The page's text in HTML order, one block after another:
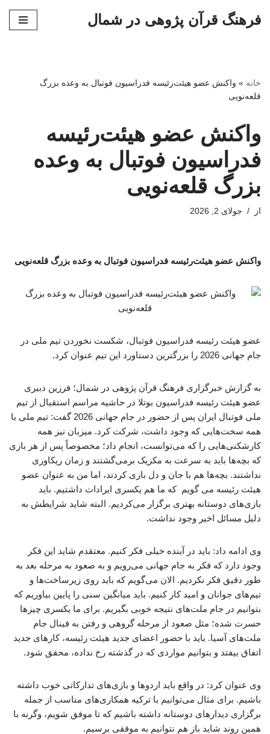
فرهنگ قرآن پژوهی در شمال
خانه » واکنش عضو هیئت‌رئیسه فدراسیون فوتبال به وعده بزرگ
قلعه‌نویی
واکنش عضو هیئت‌رئیسه
فدراسیون فوتبال به وعده
بزرگ قلعه‌نویی
از جولای 2, 2026
واکنش عضو هیئت‌رئیسه فدراسیون فوتبال به وعده بزرگ قلعه‌نویی
عضو هیئت رئیسه فدراسیون فوتبال، شکست نخوردن تیم ملی در
جام جهانی 2026 را بزرگترین دستاورد این تیم عنوان کرد.
به گزارش خبرگزاری فرهنگ قرآن پژوهی در شمال؛ فرزین دبیری
عضو هیئت رئیسه فدراسیون بوتلا در حاشیه مراسم استقبال از تیم
ملی فوتبال ایران پس از حضور در جام جهانی 2026 گفت: تیم ملی با
همه سخت‌هایی که وجود داشت، شرکت کرد. میزبان نیز همه
کارشکنی‌هایی را که می‌توانست، انجام داد؛ مخصوصاً پس از هر بازی
که بچه‌ها باید به سرعت به مکزیک برمی‌گشتند و زمان ریکاوری
نداشتند. بچه‌ها هم با جان و دل بازی کردند، اما من به عنوان عضو
هیئت رئیسه می گویم که ما هم یکسری ایرادات داشتیم. باید
بازی‌های دوستانه بهتری برگزار می‌کردیم. البته شاید شرایطش به
دلیل مسائل اخیر وجود نداشت.
وی ادامه داد: باید در آینده خیلی فکر کنیم. معتقدم شاید این فکر
وجود دارد که فکر به جام جهانی می‌رویم و به صعود به مرحله بعد به
طور دقیق فکر نکردیم. الان می‌گویم که باید روی زیرساخت‌ها و
تیم‌های جوانان و امید کار کنیم. باید میانگین سنی را پایین بیاوریم که
بتوانیم در جام ملت‌های نتیجه خوبی بگیریم. برای ما یکسری چیزها
حسرت شده؛ مثل صعود از مرحله گروهی و رفتن به فینال جام
ملت‌های آسیا. باید با حضور اعضای جدید هیئت رئیسه، کارهای جدید
اتفاق بیفتد و بتوانیم مواردی که در گذشته رخ نداده، محقق شود.
وی عنوان کرد: در واقع باید اردوها و بازی‌های تدارکاتی خوب داشته
باشیم. برای مثال می‌توانیم با ترکیه همکاری‌های مناسب از جمله
برگزاری دیدارهای دوستانه داشته باشیم که تا موفق شویم، وگرنه با
همین روند شاید باز هم نتوانیم به موفقی برسیم.